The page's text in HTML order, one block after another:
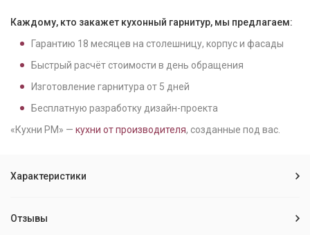
Каждому, кто закажет кухонный гарнитур, мы предлагаем:
Гарантию 18 месяцев на столешницу, корпус и фасады
Быстрый расчёт стоимости в день обращения
Изготовление гарнитура от 5 дней
Бесплатную разработку дизайн-проекта
«Кухни РМ» — кухни от производителя, созданные под вас.
Характеристики
Отзывы